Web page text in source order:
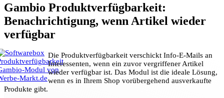
Gambio Produktverfügbarkeit:
Benachrichtigung, wenn Artikel wieder
verfügbar
Die Produktverfügbarkeit verschickt Info-E-Mails an
Interessenten, wenn ein zuvor vergriffener Artikel
wieder verfügbar ist. Das Modul ist die ideale Lösung,
wenn es in Ihrem Shop vorübergehend ausverkaufte
Produkte gibt.